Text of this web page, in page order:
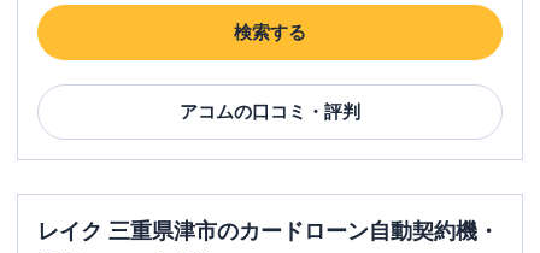
検索する
アコムの口コミ・評判
レイク 三重県津市のカードローン自動契約機・